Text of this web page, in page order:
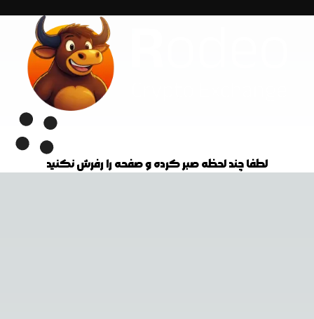
لطفا چند لحظه صبر کرده و صفحه را رفرش نکنید